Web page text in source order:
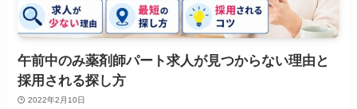
午前中のみ薬剤師パート求人が見つからない理由と
採用される探し方
2022年2月10日